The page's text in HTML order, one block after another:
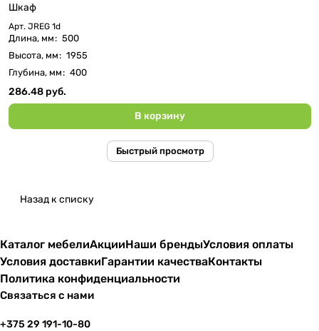
Шкаф
Арт. JREG 1d
Длина, мм: 500
Высота, мм: 1955
Глубина, мм: 400
286.48 руб.
В корзину
Быстрый просмотр
Назад к списку
Каталог мебелиАкцииНаши брендыУсловия оплаты
Условия доставкиГарантии качестваКонтакты
Политика конфиденциальности
Связаться с нами
+375 29 191-10-80